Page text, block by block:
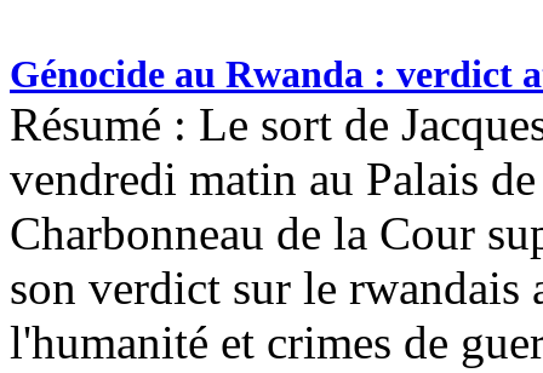
Génocide au Rwanda : verdict
Résumé : Le sort de
vendredi matin au Palais
Charbonneau de la Cour
son verdict sur le rwandais
l'humanité et crimes de